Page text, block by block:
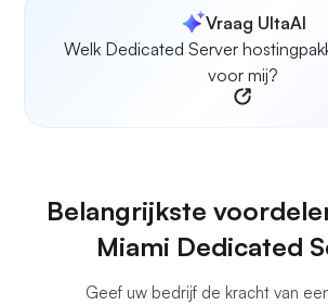
Vraag UltaAI
Welk Dedicated Server
voor mij?
Belangrijkste
Miami Dedicated
Geef uw bedrijf de kracht van